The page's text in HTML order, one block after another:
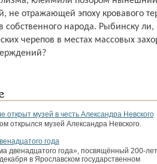
не отражающей эпоху кровавого
собственного народа. Рыбинску
черепов в местах массовых
открыт музей в честь Александра Невского
открылся музей Александра Невского.
года
двенадцатого года», посвящённый 200-
в Ярославском государственном